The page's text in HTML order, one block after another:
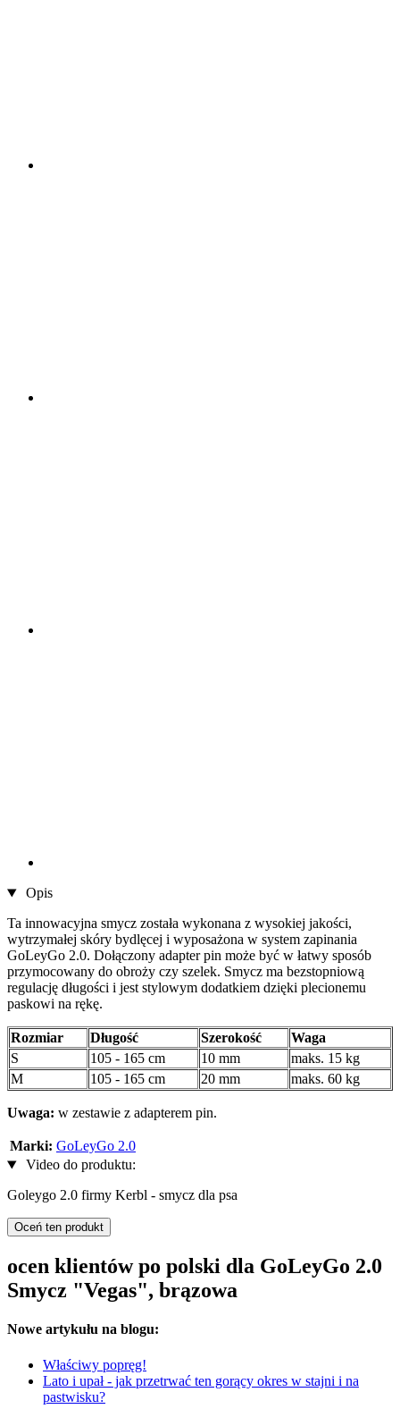
Opis
Ta innowacyjna smycz została wykonana z wysokiej jakości,
wytrzymałej skóry bydlęcej i wyposażona w system zapinania
GoLeyGo 2.0. Dołączony adapter pin może być w łatwy sposób
przymocowany do obroży czy szelek. Smycz ma bezstopniową
regulację długości i jest stylowym dodatkiem dzięki plecionemu
paskowi na rękę.
Rozmiar Długość Szerokość
Waga
S
105 - 165 cm 10 mm
maks. 15 kg
M
105 - 165 cm 20 mm maks. 60 kg
Uwaga: w zestawie z adapterem pin.
Marki: GoLeyGo 2.0
Video do produktu:
Goleygo 2.0 firmy Kerbl - smycz dla psa
Oceń ten produkt
ocen klientów po polski dla GoLeyGo 2.0
Smycz "Vegas", brązowa
Nowe artykułu na blogu:
Właściwy popręg!
Lato i upał - jak przetrwać ten gorący okres w stajni i na
pastwisku?